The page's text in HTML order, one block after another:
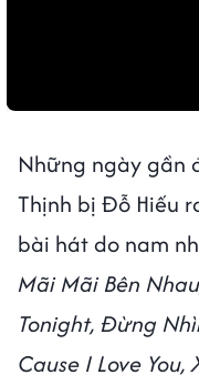
Những ngày gần
Thịnh bị Đỗ Hiếu
bài hát do nam
Mãi Mãi Bên
Tonight, Đừng
Cause I Love